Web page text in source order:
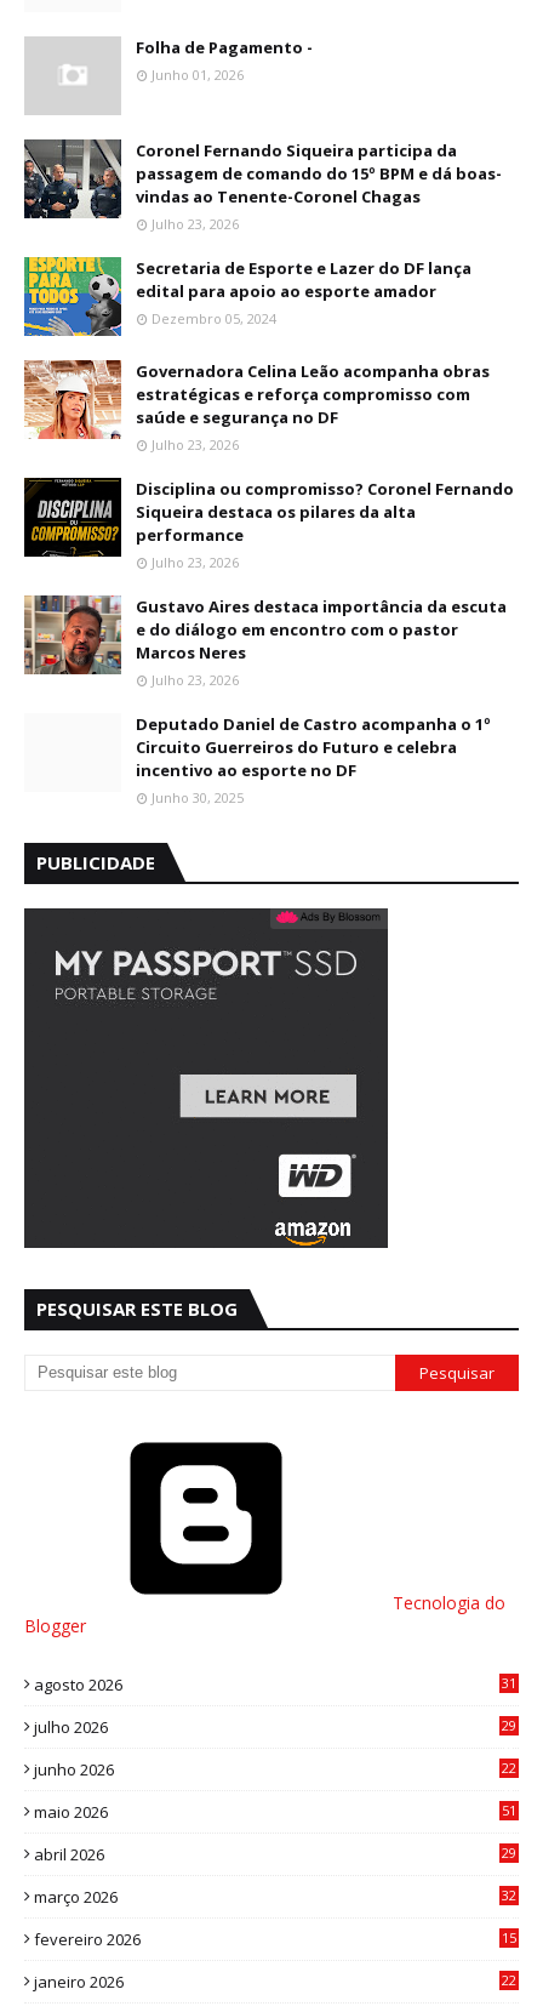
Folha de Pagamento -
Junho 01, 2026
Coronel Fernando Siqueira participa da
passagem de comando do 15º BPM e dá boas-
vindas ao Tenente-Coronel Chagas
Julho 23, 2026
Secretaria de Esporte e Lazer do DF lança
edital para apoio ao esporte amador
Dezembro 05, 2024
Governadora Celina Leão acompanha obras
estratégicas e reforça compromisso com
saúde e segurança no DF
Julho 23, 2026
Disciplina ou compromisso? Coronel Fernando
Siqueira destaca os pilares da alta
performance
Julho 23, 2026
Gustavo Aires destaca importância da escuta
e do diálogo em encontro com o pastor
Marcos Neres
Julho 23, 2026
Deputado Daniel de Castro acompanha o 1º
Circuito Guerreiros do Futuro e celebra
incentivo ao esporte no DF
Junho 30, 2025
PUBLICIDADE
PESQUISAR ESTE BLOG
Tecnologia do
Blogger
agosto 2026 31
julho 2026
29
junho 2026
22
maio 2026
51
abril 2026
29
março 2026
32
fevereiro 2026
15
janeiro 2026
22